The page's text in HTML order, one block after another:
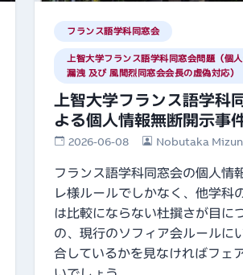
フランス語学科同窓会
上智大学フランス語学科同窓会問題（個
漏洩 及び 風間烈同窓会会長の虚偽対応）
上智大学フランス語学科
よる個人情報無断開示事
2026-06-08 Nobutaka
フランス語学科同窓会の個人情
レ様ルールでしかなく、他学科
は比較にならない杜撰さが目に
の、現行のソフィア会ルールに
合しているかを見なければフェ